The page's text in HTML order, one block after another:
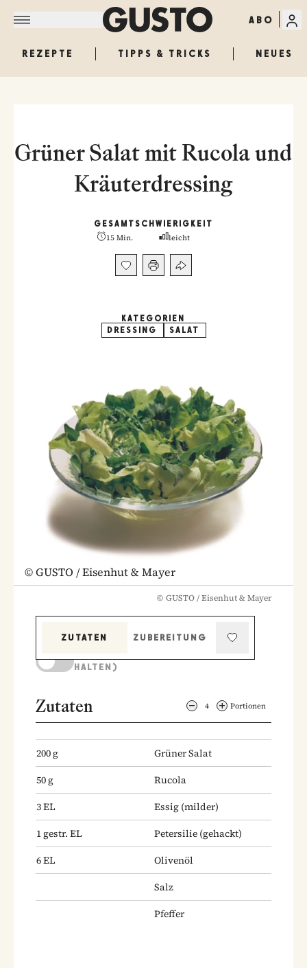
ABO
REZEPTE TIPPS & TRICKS NEUES
Grüner Salat mit Rucola und
Kräuterdressing
GESAMT
15 Min.
SCHWIERIGKEIT
leicht
KATEGORIEN
DRESSING
SALAT
©GUSTO / Eisenhut & Mayer
© GUSTO / Eisenhut & Mayer
ZUTATEN
ZUBEREITUNG
HALTEN)
Zutaten 4 Portionen
200g
Grüner Salat
50g
Rucola
3EL Essig (milder)
1gestr. EL Petersilie (gehackt)
6EL
Olivenöl
Salz
Pfeffer